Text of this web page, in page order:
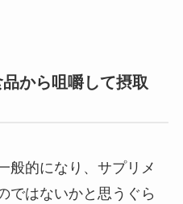
から咀嚼して摂取
般的になり、サプリメ
ではないかと思うぐら